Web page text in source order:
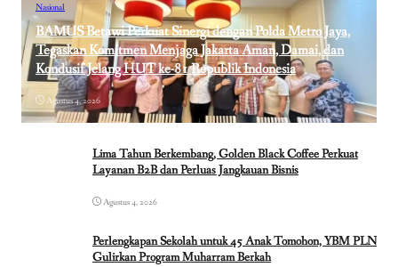
Nasional
BAMUS Betawi Perkuat Sinergi dengan Polda Metro Jaya,
Tegaskan Komitmen Menjaga Jakarta Aman, Damai, dan
Kondusif Jelang HUT ke-81 Republik Indonesia
Agustus 4, 2026
Lima Tahun Berkembang, Golden Black Coffee Perkuat
Layanan B2B dan Perluas Jangkauan Bisnis
Agustus 4, 2026
Perlengkapan Sekolah untuk 45 Anak Tomohon, YBM PLN
Gulirkan Program Muharram Berkah